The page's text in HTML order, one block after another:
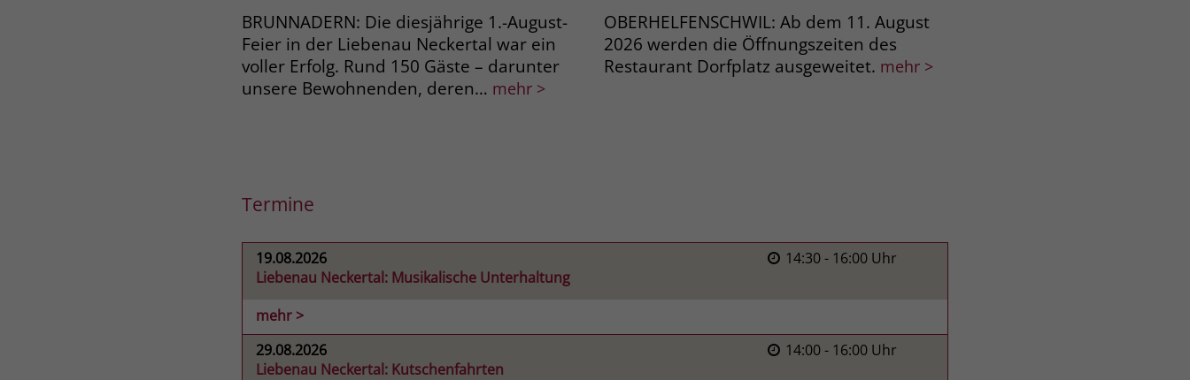
BRUNNADERN: Die diesjährige 1.-August-
Feier in der Liebenau Neckertal war ein
voller Erfolg. Rund 150 Gäste – darunter
unsere Bewohnenden, deren… mehr >
OBERHELFENSCHWIL: Ab dem 11. August
2026 werden die Öffnungszeiten des
Restaurant Dorfplatz ausgeweitet. mehr >
Termine
19.08.2026
Liebenau Neckertal: Musikalische Unterhaltung
14:30- 16:00 Uhr
mehr >
29.08.2026
Liebenau Neckertal: Kutschenfahrten
14:00- 16:00 Uhr